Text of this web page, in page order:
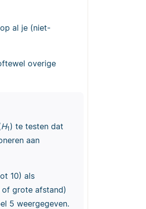
al je (niet-
overige
H1 ) te testen dat
aan
10) als
of grote afstand)
5 weergegeven.